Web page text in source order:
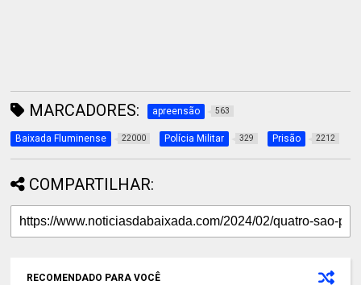
MARCADORES: apreensão 563
Baixada Fluminense 22000 Polícia Militar 329 Prisão 2212
COMPARTILHAR:
RECOMENDADO PARA VOCÊ